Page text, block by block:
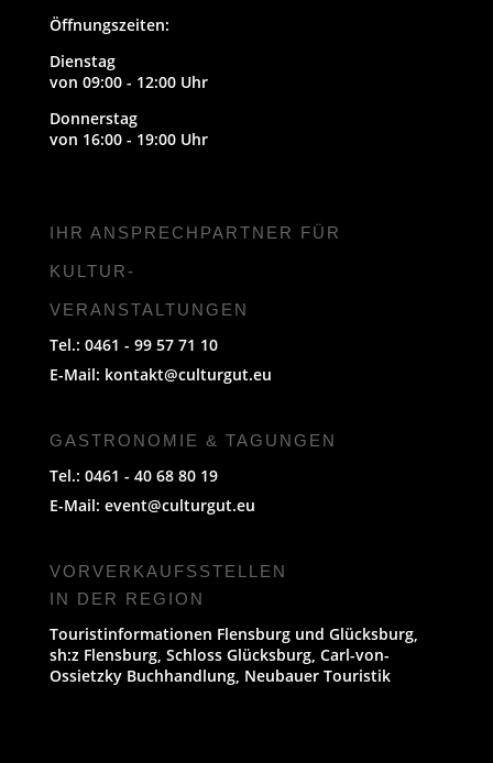
Öffnungszeiten:
Dienstag
von 09:00 - 12:00 Uhr
Donnerstag
von 16:00 - 19:00 Uhr
IHR ANSPRECHPARTNER FÜR
KULTUR-
VERANSTALTUNGEN
Tel.: 0461 - 99 57 71 10
E-Mail: kontakt@culturgut.eu
GASTRONOMIE & TAGUNGEN
Tel.: 0461 - 40 68 80 19
E-Mail: event@culturgut.eu
VORVERKAUFS­STELLEN
IN DER REGION
Touristinformationen Flensburg und Glücksburg,
sh:z Flensburg, Schloss Glücksburg, Carl-von-
Ossietzky Buchhandlung, Neubauer Touristik